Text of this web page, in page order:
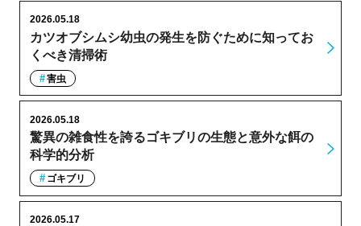
カツオブシムシ幼虫の発生を防ぐために知ってお
くべき清掃術
2026.05.18
害虫
驚異の雑食性を誇るゴキブリの生態と意外な餌の
科学的分析
2026.05.18
ゴキブリ
2026.05.17